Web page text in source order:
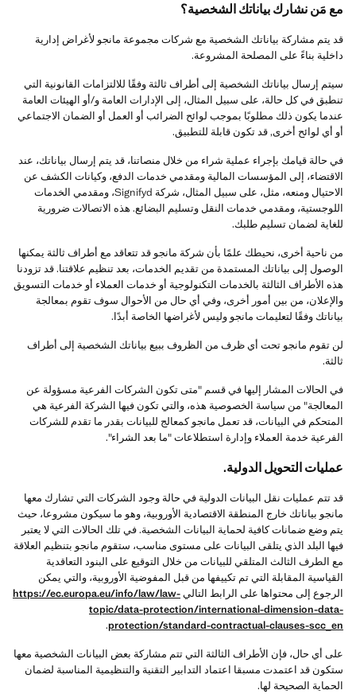
مع مَن نشارك بياناتك الشخصية؟
قد يتم مشاركة بياناتك الشخصية مع شركات مجموعة مانجو لأغراض إدارية
داخلية بناءً على المصلحة المشروعة.
سيتم إرسال بياناتك الشخصية إلى أطراف ثالثة وفقًا للالتزامات القانونية التي
تنطبق في كل حالة، على سبيل المثال، إلى الإدارات العامة و/أو الهيئات العامة
عندما يكون ذلك مطلوبًا بموجب لوائح الضرائب أو العمل أو الضمان الاجتماعي
أو أي لوائح أخرى, قد تكون قابلة للتطبيق.
في حالة قيامك بإجراء عملية شراء من خلال منصاتنا، قد يتم إرسال بياناتك، عند
الاقتضاء، إلى المؤسسات المالية ومقدمي خدمات الدفع، وكيانات الكشف عن
الاحتيال ومنعه، مثل، على سبيل المثال، شركة Signifyd، ومقدمي الخدمات
اللوجستية، ومقدمي خدمات النقل وتسليم البضائع. هذه الاتصالات ضرورية
للغاية لضمان تسليم طلبك.
من ناحية أخرى، نحيطك علمًا بأن شركة مانجو قد تتعاقد مع أطراف ثالثة يمكنها
الوصول إلى بياناتك المستمدة من تقديم الخدمات، بعد تنظيم علاقتنا. قد تزودنا
هذه الأطراف الثالثة بالخدمات التكنولوجية أو خدمات العملاء أو خدمات التسويق
والإعلان، من بين أمور أخرى، وفي أي حال من الأحوال سوف تقوم بمعالجة
بياناتك وفقًا لتعليمات مانجو وليس لأغراضها الخاصة أبدًا.
لن تقوم مانجو تحت أي ظرف من الظروف ببيع بياناتك الشخصية إلى أطراف
ثالثة.
في الحالات المشار إليها في قسم "متى تكون الشركات الفرعية مسؤولة عن
المعالجة" من سياسة الخصوصية هذه، والتي تكون فيها الشركة الفرعية هي
المتحكم في البيانات، قد تعمل مانجو كمعالج للبيانات بقدر ما تقدم للشركات
الفرعية خدمة العملاء وإدارة استطلاعات "ما بعد الشراء".
عمليات التحويل الدولية.
قد تتم عمليات نقل البيانات الدولية في حالة وجود الشركات التي تشارك معها
مانجو بياناتك خارج المنطقة الاقتصادية الأوروبية، وهو ما سيكون مشروعا، حيث
يتم وضع ضمانات كافية لحماية البيانات الشخصية. في تلك الحالات التي لا يعتبر
فيها البلد الذي يتلقى البيانات على مستوى مناسب، ستقوم مانجو بتنظيم العلاقة
مع الطرف الثالث المتلقي للبيانات من خلال التوقيع على البنود التعاقدية
القياسية المقابلة التي تم تكييفها من قبل المفوضية الأوروبية، والتي يمكن
الرجوع إلى محتواها على الرابط التاليhttps://ec.europa.eu/info/law/law-
topic/data-protection/international-dimension-data-
protection/standard-contractual-clauses-scc_en
.
على أي حال، فإن الأطراف الثالثة التي تتم مشاركة بعض البيانات الشخصية معها
ستكون قد اعتمدت مسبقا اعتماد التدابير التقنية والتنظيمية المناسبة لضمان
الحماية الصحيحة لها.